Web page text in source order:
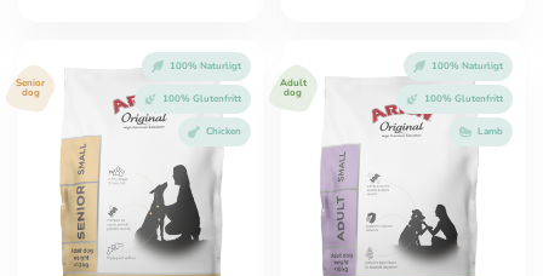
Senior
dog
100% Naturligt
100% Glutenfritt
Chicken
Adult
dog
100% Naturligt
100% Glutenfritt
Lamb